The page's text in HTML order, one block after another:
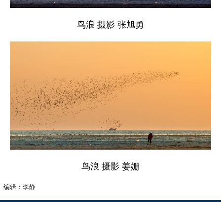
鸟浪 摄影 张旭勇
鸟浪 摄影 姜姗
编辑：李静